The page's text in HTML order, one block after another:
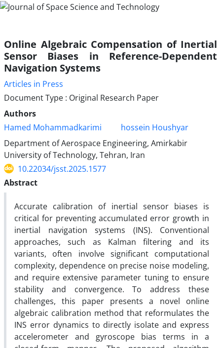
Online Algebraic Compensation of Inertial
Sensor Biases in Reference-Dependent
Navigation Systems
Articles in Press
Document Type : Original Research Paper
Authors
Hamed Mohammadkarimi
hossein Houshyar
Department of Aerospace Engineering, Amirkabir
University of Technology, Tehran, Iran
10.22034/jsst.2025.1577
Abstract
Accurate calibration of inertial sensor biases is
critical for preventing accumulated error growth in
inertial navigation systems (INS). Conventional
approaches, such as Kalman filtering and its
variants, often involve significant computational
complexity, dependence on precise noise modeling,
and require extensive parameter tuning to ensure
stability and convergence. To address these
challenges, this paper presents a novel online
algebraic calibration method that reformulates the
INS error dynamics to directly isolate and express
accelerometer and gyroscope bias terms in a